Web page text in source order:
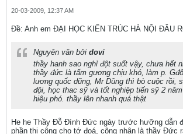
20-03-2009, 12:37 AM
Ðề: Anh em ĐẠI HỌC KIẾN TRÚC HÀ NỘI ĐÂU
Nguyên văn bởi dovi
thầy hanh sao nghỉ đột suốt vậy, chưa hết
thầy đức là tấm gương chịu khó, làm p.
lương quốc dũng, Mr Dũng thì bò cuộc rồi,
đội, học thac sỹ và tốt nghiệp tiến sỹ 2
hiệu phó. thầy lên nhanh quá thật
He he Thầy Đỗ Đình Đức ngày trước hưỡng dẫn
phần thi công cho tớ đoá, công nhận là thầy Đức